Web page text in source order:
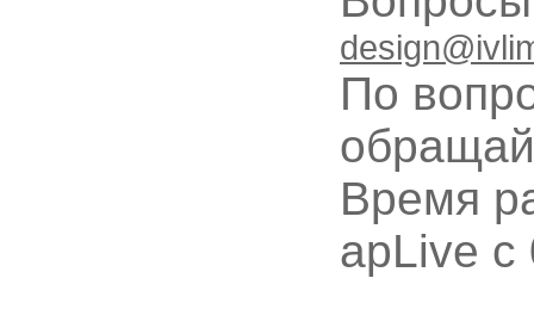
По
Время
apLive c